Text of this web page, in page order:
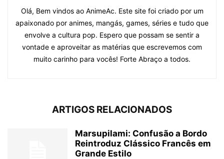
Olá, Bem vindos ao AnimeAc. Este site foi criado por um
apaixonado por animes, mangás, games, séries e tudo que
envolve a cultura pop. Espero que possam se sentir a
vontade e aproveitar as matérias que escrevemos com
muito carinho para vocês! Forte Abraço a todos.
ARTIGOS RELACIONADOS
Marsupilami: Confusão a Bordo
Reintroduz Clássico Francês em
Grande Estilo